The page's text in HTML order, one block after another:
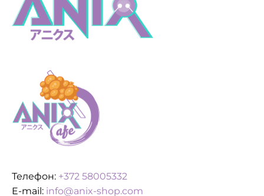
Телефон: +372 58005332
E-mail: info@anix-shop.com